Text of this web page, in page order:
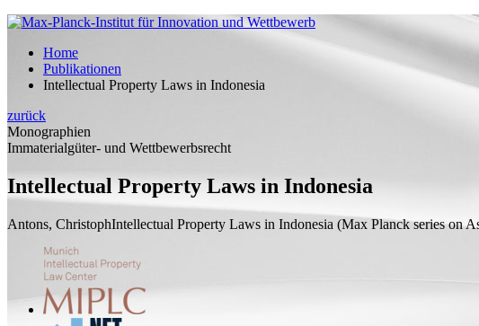
Home
Publikationen
Intellectual Property Laws in Indonesia
zurück
Monographien
Immaterialgüter- und Wettbewerbsrecht
Intellectual Property Laws in Indonesia
Antons, ChristophIntellectual Property Laws in Indonesia (Max Planck series on